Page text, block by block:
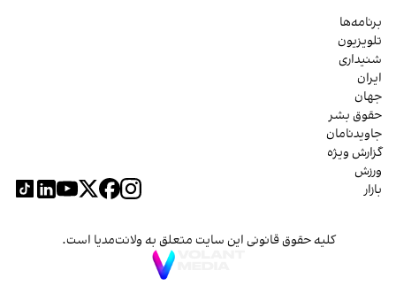
برنامه‌ها
تلویزیون
شنیداری
ایران
جهان
حقوق بشر
جاویدنامان
گزارش ویژه
ورزش
بازار
کلیه حقوق قانونی این سایت متعلق به ولانت‌مدیا است.